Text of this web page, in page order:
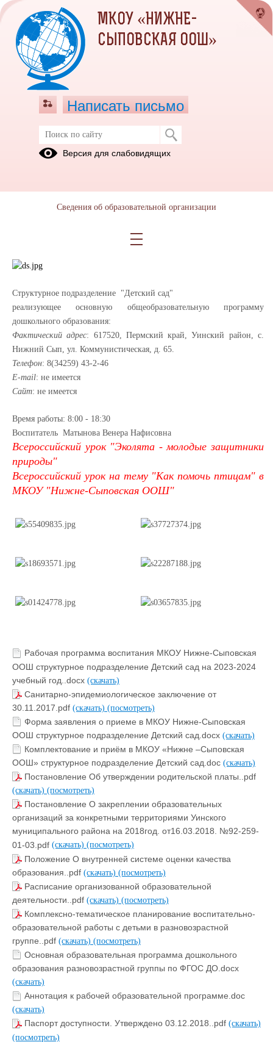
Структурное подразделение
"Детский сад"
Структурное подразделение "Детский сад"
реализующее основную общеобразовательную программу
дошкольного образования:
Фактический адрес: 617520, Пермский край, Уинский район, с.
Нижний Сып, ул. Коммунистическая, д. 65.
Телефон: 8(34259) 43-2-46
E-mail: не имеется
Сайт: не имеется
Время работы: 8:00 - 18:30
Воспитатель Матынова Венера Нафисовна
Всероссийский урок "Эколята - молодые защитники
природы"
Всероссийский урок на тему "Как помочь птицам" в
МКОУ "Нижне-Сыповская ООШ"
Рабочая программа воспитания МКОУ Нижне-Сыповская
ООШ структурное подразделение Детский сад на 2023-2024
учебный год..docx (скачать)
Санитарно-эпидемиологическое заключение от
30.11.2017.pdf (скачать) (посмотреть)
Форма заявления о приеме в МКОУ Нижне-Сыповская
ООШ структурное подразделение Детский сад.docx (скачать)
Комплектование и приём в МКОУ «Нижне –Сыповская
ООШ» структурное подразделение Детский сад.doc (скачать)
Постановление Об утверждении родительской платы..pdf
(скачать) (посмотреть)
Постановление О закреплении образовательных
организаций за конкретными территориями Уинского
муниципального района на 2018год. от16.03.2018. №92-259-
01-03.pdf (скачать) (посмотреть)
Положение О внутренней системе оценки качества
образования..pdf (скачать) (посмотреть)
Расписание организованной образовательной
деятельности..pdf (скачать) (посмотреть)
Комплексно-тематическое планирование воспитательно-
образовательной работы с детьми в разновозрастной
группе..pdf (скачать) (посмотреть)
Основная образовательная программа дошкольного
образования разновозрастной группы по ФГОС ДО.docx
(скачать)
Аннотация к рабочей образовательной программе.doc
(скачать)
Паспорт доступности. Утверждено 03.12.2018..pdf (скачать)
(посмотреть)
МКОУ «НИЖНЕ-
СЫПОВСКАЯ ООШ»
Написать письмо
Версия для слабовидящих
Сведения об образовательной организации